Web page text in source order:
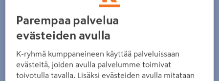
Parempaa palvelua
evästeiden avulla
K-ryhmä kumppaneineen käyttää palveluissaan
evästeitä, joiden avulla palvelumme toimivat
toivotulla tavalla. Lisäksi evästeiden avulla mitataan